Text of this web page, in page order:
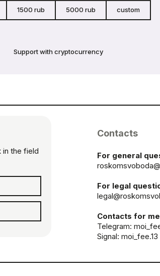
1500 rub 5000 rub custom
Support with cryptocurrency
in the field
Contacts
For general
For legal
Contacts for
Telegram:
Signal: moi_fee.13